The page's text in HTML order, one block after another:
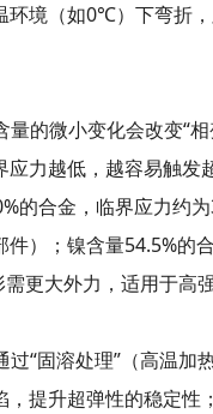
环境（如0℃）下弯折
量的微小变化会改变“
应力越低，越容易触发
的合金，临界应力约
件）；镍含量54.5%的
更大外力，适用于高强
过“固溶处理”（高温加
，提升超弹性的稳定性